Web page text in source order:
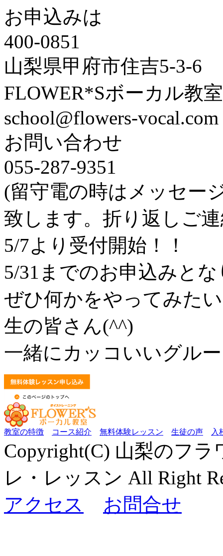
お申込みは
400-0851
山梨県甲府市住吉5-3-6
FLOWER*Sボーカル教室
school@flowers-vocal.com
お問い合わせ
055-287-9351
(留守電の時はメッセー
致します。折り返しご
5/7より受付開始！！
5/31までのお申込みと
ぜひ何かをやってみた
生の皆さん(^^)
一緒にカッコいいグル
教室の特徴 コース紹介 無料体験レッスン 生徒の声 入
Copyright(C) 山梨のフ
レ・レッスン All Right
アクセス
お問合せ